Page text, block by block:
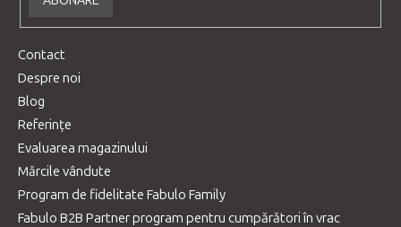
Contact
Despre noi
Blog
Referințe
Evaluarea magazinului
Mărcile vândute
Program de fidelitate Fabulo Family
Fabulo B2B Partner program pentru cumpărători în vrac